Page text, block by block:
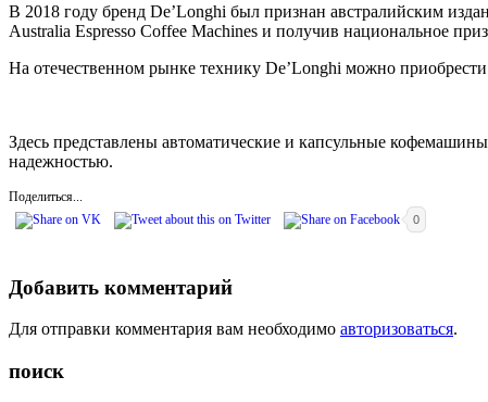
В 2018 году бренд De’Longhi был признан австралийским
Australia Espresso Coffee Machines и получив национальное
На отечественном рынке технику De’Longhi можно
Здесь представлены автоматические и капсульные
надежностью.
Поделиться...
0
Добавить комментарий
Для отправки комментария вам необходимо авторизоваться.
поиск